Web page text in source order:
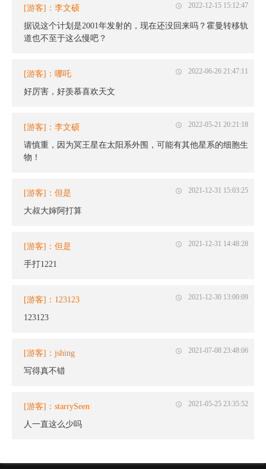
2022-12-15 15:12:47
[游客]：李文硕
据说这个计划是2001年发射的，现在还没回来吗？霍曼转移轨
道也不至于这么慢吧？
2022-06-26 21:47:11
[游客]：哪吒
好厉害，好羡慕喜欢天文
2022-05-21 20:21:18
[游客]：李文硕
请慎重，因为冥王星在太阳系外围，可能有其他星系的细胞生
物！
2021-12-31 15:03:25
[游客]：但是
大叔大婶阿打算
2021-12-31 14:48:28
[游客]：但是
手打1221
2021-12-30 13:00:09
[游客]：123123
123123
2021-07-08 23:48:06
[游客]：jshing
写得真不错
2021-05-25 23:35:52
[游客]：starrySeen
人一直这么少吗